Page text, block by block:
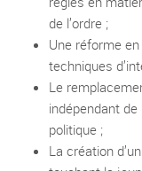
de l’ordre ;
Une réforme
techniques
Le
indépendant
politique ;
La création